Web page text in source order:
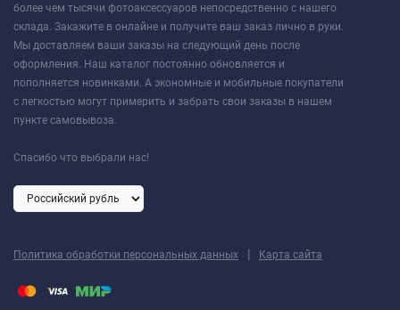
более чем тысячи фотоаксессуаров непосредственно с нашего
склада. Закажите в онлайне и получите ваш заказ лично в руки.
Мы доставляем ваши заказы на следующий день после
оформления. Наш каталог постоянно обновляется и
пополняется новинками. А экономные и мобильные покупатели
с легкостью могут примерить и забрать свои заказы в нашем
пункте самовывоза.
Спасибо что выбрали нас!
Политика обработки персональных данных | Карта сайта